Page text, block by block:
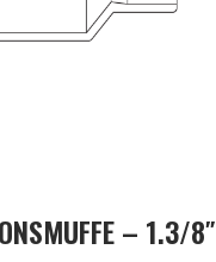
– 1.3/